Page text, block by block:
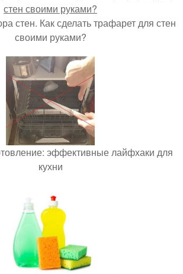
стен. Как сделать трафарет для стен
своими руками?
эффективные лайфхаки для
кухни